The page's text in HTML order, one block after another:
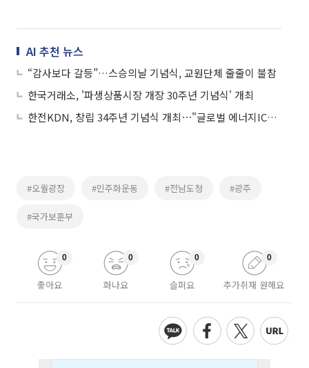
AI 추천 뉴스
“감사보다 갈등”…스승의날 기념식, 교원단체 줄줄이 불참
한국거래소, '파생상품시장 개장 30주년 기념식' 개최
한전KDN, 창립 34주년 기념식 개최⋯"글로벌 에너지ICT 중심 도약"
#오월광장 #민주화운동 #전남도청 #광주
#국가보훈부
좋아요
0
화나요
0
슬퍼요
0
추가취재 원해요
0